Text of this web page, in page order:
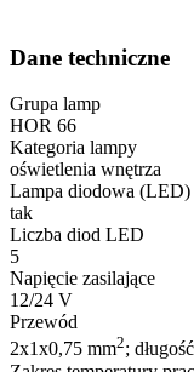
Dane techniczne
Grupa lamp
HOR 66
Kategoria lampy
oświetlenia wnętrza
Lampa diodowa (LED)
tak
Liczba diod LED
5
Napięcie zasilające
12/24 V
Przewód
2x1x0,75 mm2;